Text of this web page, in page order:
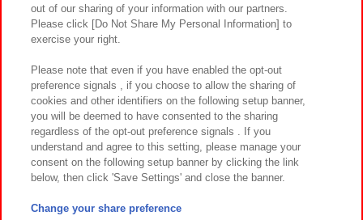
プライバシーポリシー ウェブアクセシビリティ方針と検証結果
お取引先さまとともに
カスタマーハラスメント対応方針 よくあるご質問・お問い合わせ
©Bandai Namco Amusement Inc.
©Bandai Namco Amusement Lab Inc.
out of our sharing of your information with our partners.
Please click [Do Not Share My Personal Information] to
exercise your right.
Please note that even if you have enabled the opt-out
preference signals , if you choose to allow the sharing of
cookies and other identifiers on the following setup banner,
you will be deemed to have consented to the sharing
regardless of the opt-out preference signals . If you
understand and agree to this setting, please manage your
consent on the following setup banner by clicking the link
below, then click 'Save Settings' and close the banner.
Change your share preference